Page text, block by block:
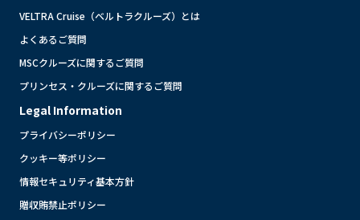
VELTRA Cruise（ベルトラクルーズ）とは
よくあるご質問
MSCクルーズに関するご質問
プリンセス・クルーズに関するご質問
Legal Information
プライバシーポリシー
クッキー等ポリシー
情報セキュリティ基本方針
贈収賄禁止ポリシー